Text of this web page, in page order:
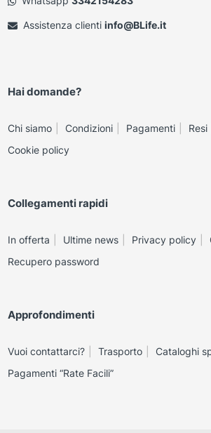
Assistenza clienti info@BLife.it
Hai domande?
Chi siamo Condizioni Pagamenti Resi
Cookie policy
Collegamenti rapidi
In offerta Ultime news Privacy policy
Recupero password
Approfondimenti
Vuoi contattarci? Trasporto
Cataloghi
Pagamenti “Rate Facili”